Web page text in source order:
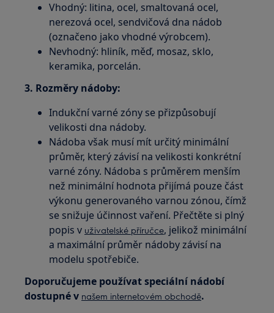
Vhodný: litina, ocel, smaltovaná ocel,
nerezová ocel, sendvičová dna nádob
(označeno jako vhodné výrobcem).
Nevhodný: hliník, měď, mosaz, sklo,
keramika, porcelán.
3. Rozměry nádoby:
Indukční varné zóny se přizpůsobují
velikosti dna nádoby.
Nádoba však musí mít určitý minimální
průměr, který závisí na velikosti konkrétní
varné zóny. Nádoba s průměrem menším
než minimální hodnota přijímá pouze část
výkonu generovaného varnou zónou, čímž
se snižuje účinnost vaření. Přečtěte si plný
popis v uživatelské příručce, jelikož minimální
a maximální průměr nádoby závisí na
modelu spotřebiče.
Doporučujeme používat speciální nádobí
dostupné v našem internetovém obchodě.